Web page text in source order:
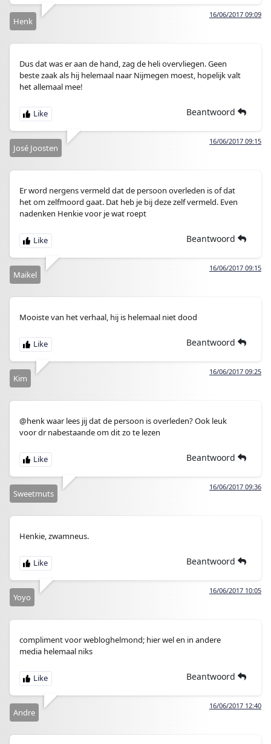
16/06/2017 09:09
Henk
Dus dat was er aan de hand, zag de heli overvliegen. Geen
beste zaak als hij helemaal naar Nijmegen moest, hopelijk valt
het allemaal mee!
Beantwoord
16/06/2017 09:15
José Joosten
Er word nergens vermeld dat de persoon overleden is of dat
het om zelfmoord gaat. Dat heb je bij deze zelf vermeld. Even
nadenken Henkie voor je wat roept
Beantwoord
16/06/2017 09:15
Maikel
Mooiste van het verhaal, hij is helemaal niet dood
Beantwoord
16/06/2017 09:25
Kim
@henk waar lees jij dat de persoon is overleden? Ook leuk
voor dr nabestaande om dit zo te lezen
Beantwoord
16/06/2017 09:36
Sweetmuts
Henkie, zwamneus.
Beantwoord
16/06/2017 10:05
Yoyo
compliment voor webloghelmond; hier wel en in andere
media helemaal niks
Beantwoord
16/06/2017 12:40
Andre